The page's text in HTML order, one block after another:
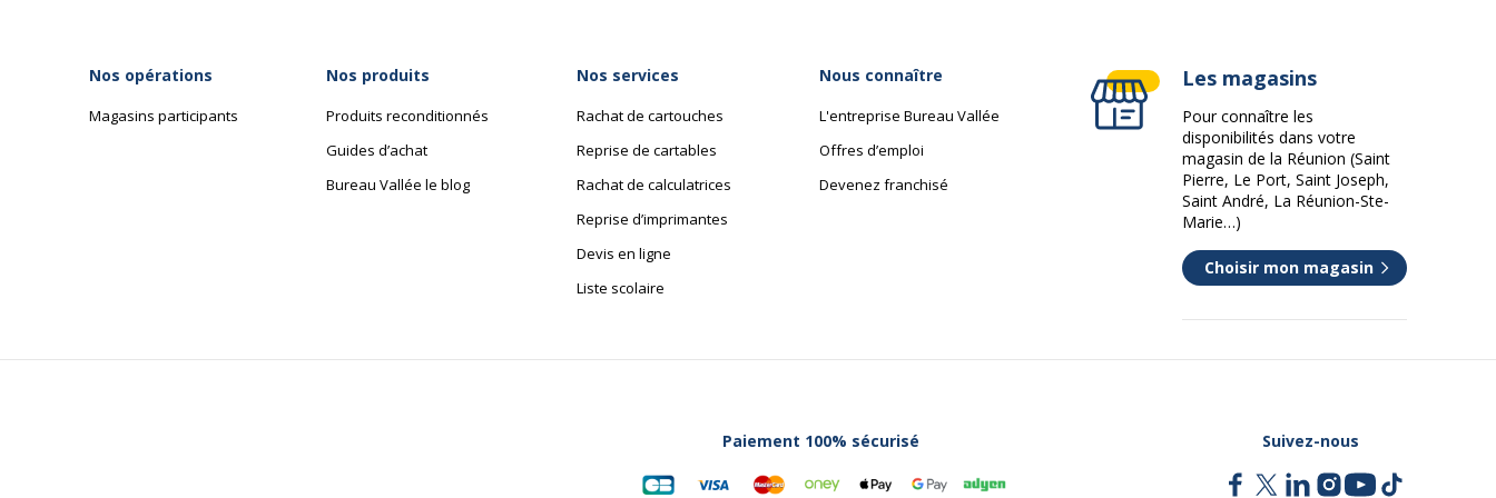
Etat du produit Produit Remanufacturé
Nos opérations
Magasins participants
Nos produits
Produits reconditionnés
Guides d’achat
Bureau Vallée le blog
Nos services
Rachat de cartouches
Reprise de cartables
Rachat de calculatrices
Reprise d’imprimantes
Devis en ligne
Liste scolaire
Nous connaître
L'entreprise Bureau Vallée
Offres d’emploi
Devenez franchisé
Les magasins
Pour connaître les
disponibilités dans votre
magasin de la Réunion (Saint
Pierre, Le Port, Saint Joseph,
Saint André, La Réunion-Ste-
Marie…)
Choisir mon magasin
Paiement 100% sécurisé Suivez-nous